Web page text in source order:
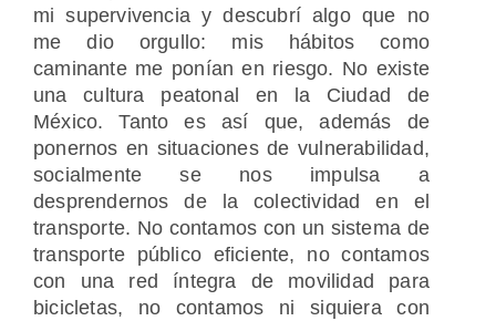
mi supervivencia y descubrí algo que no
me dio orgullo: mis hábitos como
caminante me ponían en riesgo. No existe
una cultura peatonal en la Ciudad de
México. Tanto es así que, además de
ponernos en situaciones de vulnerabilidad,
socialmente se nos impulsa a
desprendernos de la colectividad en el
transporte. No contamos con un sistema de
transporte público eficiente, no contamos
con una red íntegra de movilidad para
bicicletas, no contamos ni siquiera con